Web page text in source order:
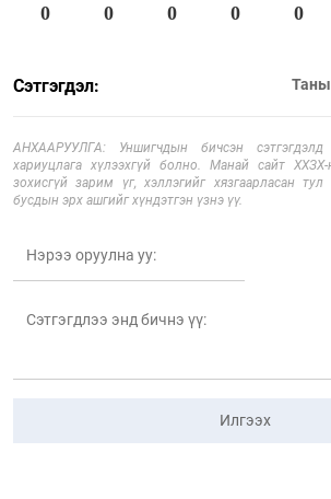
0 0 0 0 0
Сэтгэгдэл: Таны
АНХААРУУЛГА: Уншигчдын бичсэн сэтгэгдэлд
хариуцлага хүлээхгүй болно. Манай сайт
зохисгүй зарим үг, хэллэгийг хязгаарласан тул
бусдын эрх ашгийг хүндэтгэн үзнэ үү.
Илгээх